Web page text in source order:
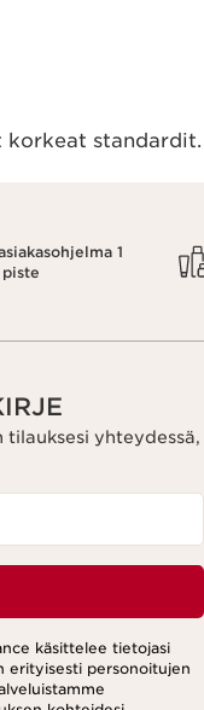
korkeat standardit.
1
yhteydessä,
käsittelee tietojasi
erityisesti personoitujen